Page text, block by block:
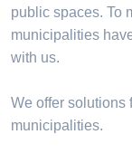
public spaces. To
municipalities
with us.
We offer solutions
municipalities.